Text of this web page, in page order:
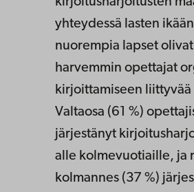
yhteydessä lasten
nuorempia lapset
harvemmin opettajat
kirjoittamiseen liittyvää
Valtaosa (61 %)
järjestänyt
alle kolmevuotiaille, ja
kolmannes (37 %)